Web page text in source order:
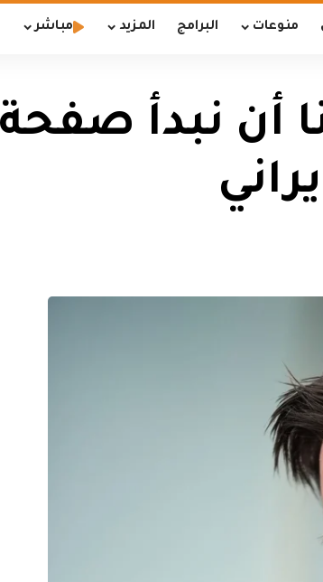
منوعات البرامج المزيد مباشر
نبدأ صفحة